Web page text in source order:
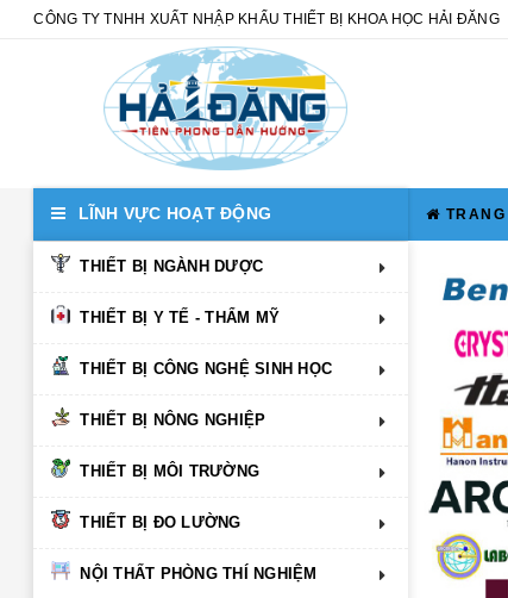
CÔNG TY TNHH XUẤT NHẬP KHẨU THIẾT BỊ KHOA HỌC HẢI ĐĂNG
LĨNH VỰC HOẠT ĐỘNG
THIẾT BỊ NGÀNH DƯỢC
THIẾT BỊ Y TẾ - THẨM MỸ
THIẾT BỊ CÔNG NGHỆ SINH HỌC
THIẾT BỊ NÔNG NGHIỆP
THIẾT BỊ MÔI TRƯỜNG
THIẾT BỊ ĐO LƯỜNG
NỘI THẤT PHÒNG THÍ NGHIỆM